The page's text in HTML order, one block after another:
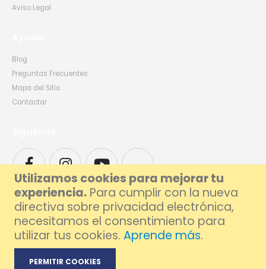
Utilizamos cookies para mejorar tu
experiencia. Para cumplir con la nueva
directiva sobre privacidad electrónica,
necesitamos el consentimiento para
utilizar tus cookies. Aprende más.
PERMITIR COOKIES
Aviso Legal
Blog
Preguntas Frecuentes
Mapa del Sitio
Contactar
© 2026 Foxlive - Especialistas en Reparación de Móviles y Ordenadores en
Barcelona